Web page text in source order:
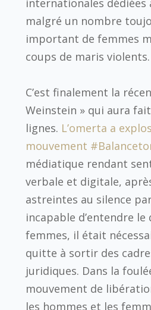
malgré un nombre
important de femmes
coups de maris violents.
C’est finalement la
Weinstein » qui aura
lignes. L’omerta a
mouvement
médiatique rendant
verbale et digitale,
astreintes au silence
incapable d’entendre
femmes, il était
quitte à sortir des
juridiques. Dans la
mouvement de
les hommes et les